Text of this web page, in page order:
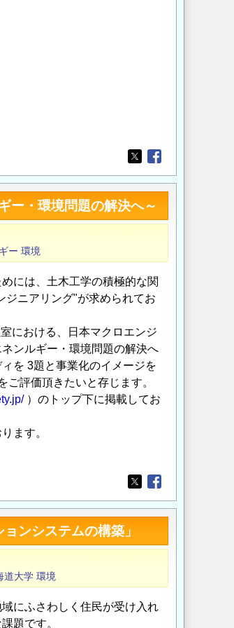
Opens in a new
Opens in a new
ー・環境問題の解決へ～
ー 環境
には、土木工学の積極的な関
ジニアリング"が求められてお
における、日本マクロエンジ
ンルギー・環境問題の解決へ
を 3題と事業化のイメージを
ご評価頂きたいと存じます。
）のトップ下に掲載してお
ます。
Opens in a new
Opens in a new
ンシステムの構築」
道大学 環境
にふさわしく住民が受け入れ
題です。